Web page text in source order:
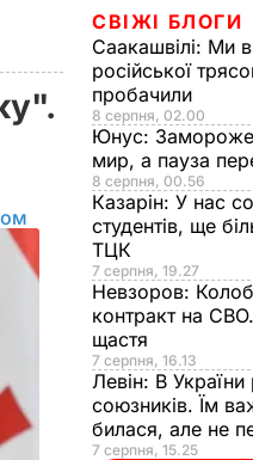
СВІЖІ БЛОГИ
Саакашвілі: Ми
російської
пробачили
8 серпня, 02.00
Юнус:
мир, а пауза
8 серпня, 00.56
Казарін: У нас
студентів, ще
ТЦК
7 серпня, 19.27
Невзоров:
контракт на
щастя
7 серпня, 16.13
Левін: В
союзників. Їм
билася, але не
7 серпня, 15.25